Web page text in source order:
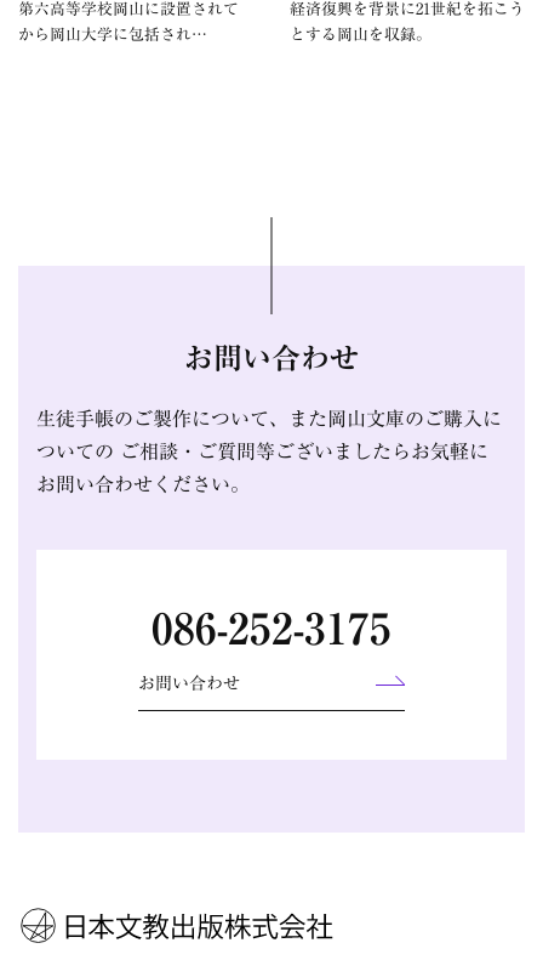
第六高等学校岡山に設置されて
から岡山大学に包括され…
経済復興を背景に21世紀を拓こう
とする岡山を収録。
お問い合わせ
生徒手帳のご製作について、また岡山文庫のご購入に
ついての ご相談・ご質問等ございましたらお気軽に
お問い合わせください。
086-252-3175
お問い合わせ